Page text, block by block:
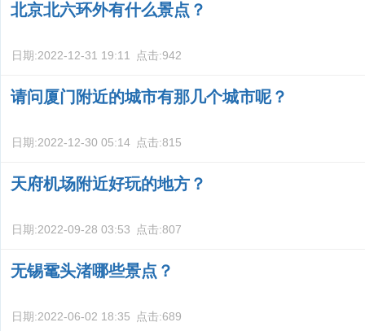
北京北六环外有什么景点？
日期:2022-12-31 19:11 点击:942
请问厦门附近的城市有那几个城市呢？
日期:2022-12-30 05:14 点击:815
天府机场附近好玩的地方？
日期:2022-09-28 03:53 点击:807
无锡鼋头渚哪些景点？
日期:2022-06-02 18:35 点击:689